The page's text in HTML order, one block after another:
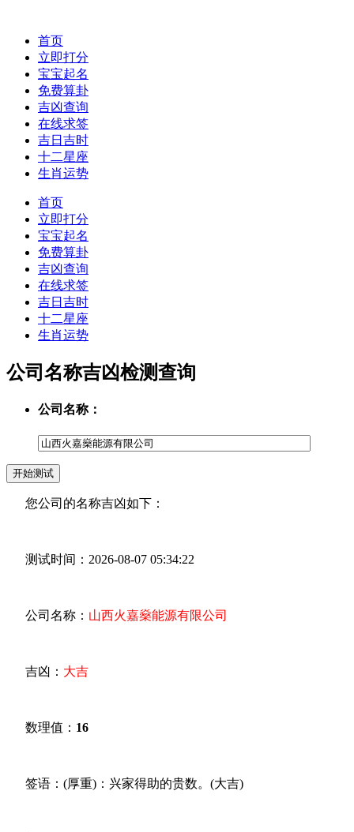
首页
立即打分
宝宝起名
免费算卦
吉凶查询
在线求签
吉日吉时
十二星座
生肖运势
首页
立即打分
宝宝起名
免费算卦
吉凶查询
在线求签
吉日吉时
十二星座
生肖运势
公司名称吉凶检测查询
公司名称：
您公司的名称吉凶如下：
测试时间：2026-08-07 05:34:22
公司名称： 山西火嘉燊能源有限公司
吉凶： 大吉
数理值： 16
签语：(厚重)：兴家得助的贵数。(大吉)